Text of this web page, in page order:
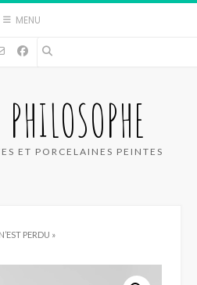
MENU
ET PORCELAINES PEINTES
PERDU »